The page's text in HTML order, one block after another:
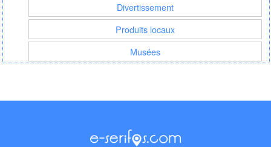
Divertissement
Produits locaux
Musées